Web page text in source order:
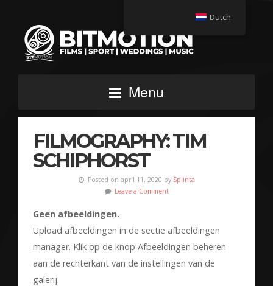
Menu
FILMOGRAPHY: TIM
SCHIPHORST
Posted on april 11, 2020 by Splinta
Leave a Comment
Geen afbeeldingen.
Upload afbeeldingen in de sectie afbeeldingen
manager. Klik op de knop Afbeeldingen beheren
aan de rechterkant van de instellingen van de
galerij.
Dutch